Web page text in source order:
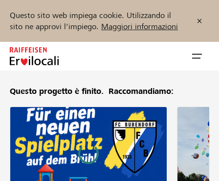
Questo sito web impiega cookie. Utilizzando il
sito ne approvi l'impiego. Maggiori informazioni
Zum
Inhalt
Sostenere
Trova progetti e organizzazioni
Questo progetto è finito. Raccomandiamo: